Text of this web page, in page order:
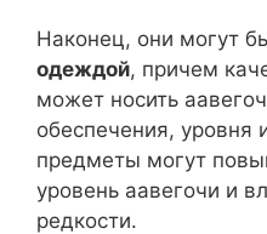
Наконец, они могут
одеждой, причем
может носить
обеспечения, уровня
предметы могут
уровень аавегочи и
редкости.